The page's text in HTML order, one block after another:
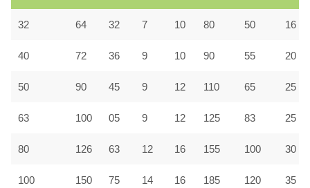
32 64 32 7 10 80 50 16
40 72 36 9 10 90 55 20
50 90 45 9 12 110 65 25
63 100 05 9 12 125 83 25
80 126 63 12 16 155 100 30
100 150 75 14 16 185 120 35